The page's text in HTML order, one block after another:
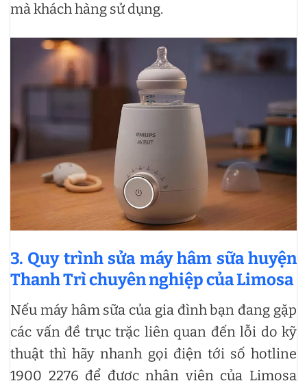
mà khách hàng sử dụng.
3. Quy trình sửa máy hâm sữa huyện
Thanh Trì chuyên nghiệp của Limosa
Nếu máy hâm sữa của gia đình bạn đang gặp
các vấn đề trục trặc liên quan đến lỗi do kỹ
thuật thì hãy nhanh gọi điện tới số hotline
1900 2276 để được nhân viên của Limosa